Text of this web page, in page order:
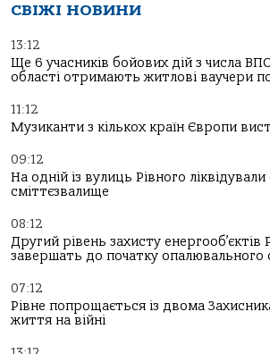
СВІЖІ НОВИНИ
13:12
Ще 6 учасників бойових дій з числа
області отримають житлові ваучери
11:12
Музиканти з кількох країн Європи
09:12
На одній із вулиць Рівного ліквідували
сміттєзвалище
08:12
Другий рівень захисту енергооб’єктів
завершать до початку опалювального
07:12
Рівне попрощається із двома
життя на війні